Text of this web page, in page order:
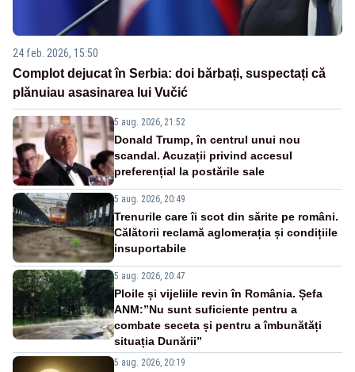
24 feb. 2026, 15:50
Complot dejucat în Serbia: doi bărbați, suspectați că
plănuiau asasinarea lui Vučić
5 aug. 2026, 21:52
Donald Trump, în centrul unui nou
scandal. Acuzații privind accesul
preferențial la postările sale
5 aug. 2026, 20:49
Trenurile care îi scot din sărite pe români.
Călătorii reclamă aglomerația și condițiile
insuportabile
5 aug. 2026, 20:47
Ploile și vijeliile revin în România. Șefa
ANM:”Nu sunt suficiente pentru a
combate seceta și pentru a îmbunătăți
situația Dunării”
5 aug. 2026, 20:19